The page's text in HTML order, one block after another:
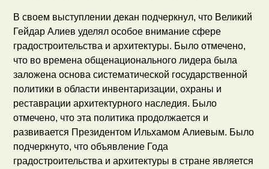
В своем выступлении декан подчеркнул, что Великий
Гейдар Алиев уделял особое внимание сфере
градостроительства и архитектуры. Было отмечено,
что во времена общенационального лидера была
заложена основа систематической государственной
политики в области инвентаризации, охраны и
реставрации архитектурного наследия. Было
отмечено, что эта политика продолжается и
развивается Президентом Ильхамом Алиевым. Было
подчеркнуто, что объявление Года
градостроительства и архитектуры в стране является